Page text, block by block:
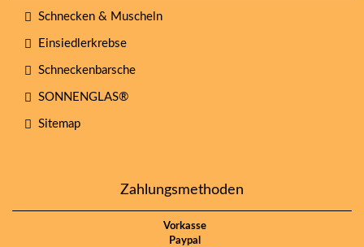
Schnecken & Muscheln
Einsiedlerkrebse
Schneckenbarsche
SONNENGLAS®
Sitemap
Zahlungsmethoden
Vorkasse
Paypal